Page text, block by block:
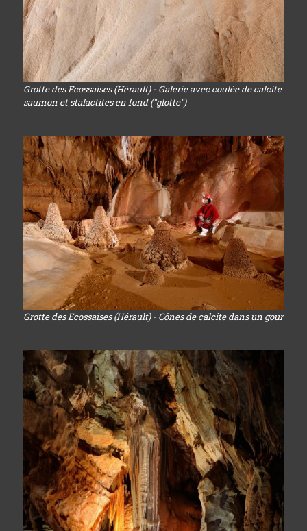
Grotte des Ecossaises (Hérault) - Galerie avec coulée de calcite
saumon et stalactites en fond ("glotte")
Grotte des Ecossaises (Hérault) - Cônes de calcite dans un gour